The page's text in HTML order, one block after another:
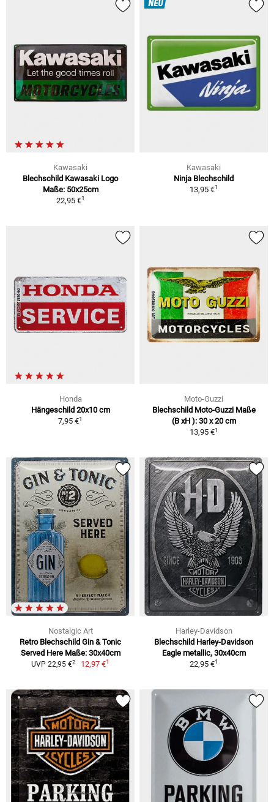
Kawasaki
Blechschild Kawasaki Logo
Maße: 50x25cm
22,95 €1
NEU
Kawasaki
Ninja Blechschild
13,95 €1
Honda
Hängeschild 20x10 cm
7,95 €1
Moto-Guzzi
Blechschild Moto-Guzzi Maße
(B xH ): 30 x 20 cm
13,95 €1
Nostalgic Art
Retro Blechschild Gin & Tonic
Served Here Maße: 30x40cm
UVP 22,95 €2 12,97 €1
Harley-Davidson
Blechschild Harley-Davidson
Eagle metallic, 30x40cm
22,95 €1